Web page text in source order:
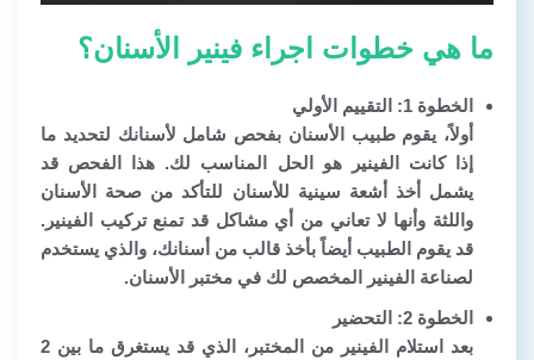
ما هي خطوات اجراء فينير الأسنان؟
الخطوة 1: التقييم الأولي
أولاً، يقوم طبيب الأسنان بفحص شامل لأسنانك لتحديد ما
إذا كانت الفينير هو الحل المناسب لك. هذا الفحص قد
يشمل أخذ أشعة سينية للأسنان للتأكد من صحة الأسنان
واللثة وأنها لا تعاني من أي مشاكل قد تمنع تركيب الفينير.
قد يقوم الطبيب أيضاً بأخذ قالب من أسنانك، والذي يستخدم
لصناعة الفينير المخصص لك في مختبر الأسنان.
الخطوة 2: التحضير
بعد استلام الفينير من المختبر، الذي قد يستغرق ما بين 2